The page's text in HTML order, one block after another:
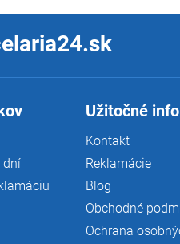
dní
Užitočné
Kontakt
Reklamácie
Blog
Obchodné
Ochrana